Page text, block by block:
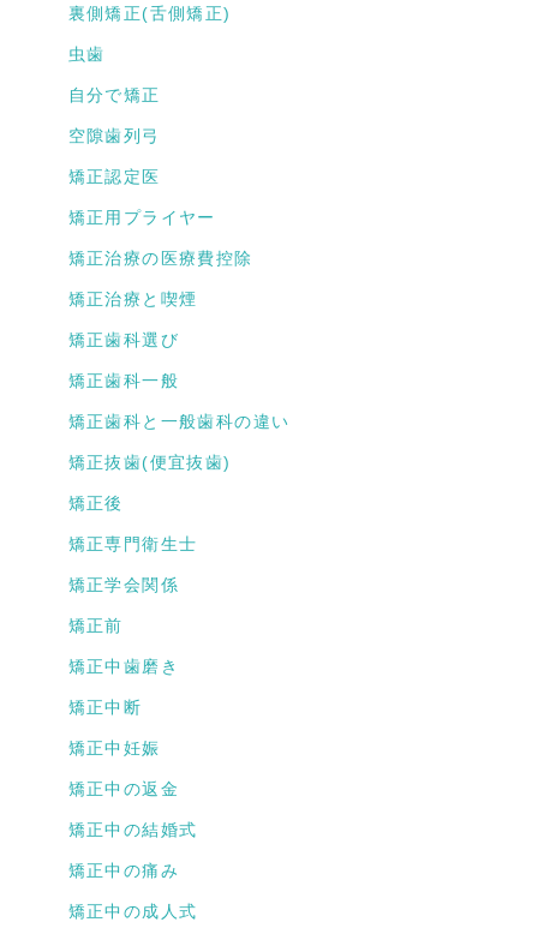
裏側矯正(舌側矯正)
虫歯
自分で矯正
空隙歯列弓
矯正認定医
矯正用プライヤー
矯正治療の医療費控除
矯正治療と喫煙
矯正歯科選び
矯正歯科一般
矯正歯科と一般歯科の違い
矯正抜歯(便宜抜歯)
矯正後
矯正専門衛生士
矯正学会関係
矯正前
矯正中歯磨き
矯正中断
矯正中妊娠
矯正中の返金
矯正中の結婚式
矯正中の痛み
矯正中の成人式